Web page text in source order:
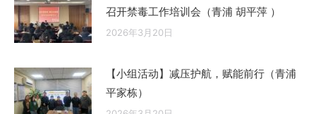
召开禁毒工作培训会（青浦 胡平萍 ）
2026年3月20日
【小组活动】减压护航，赋能前行（青浦
平家栋）